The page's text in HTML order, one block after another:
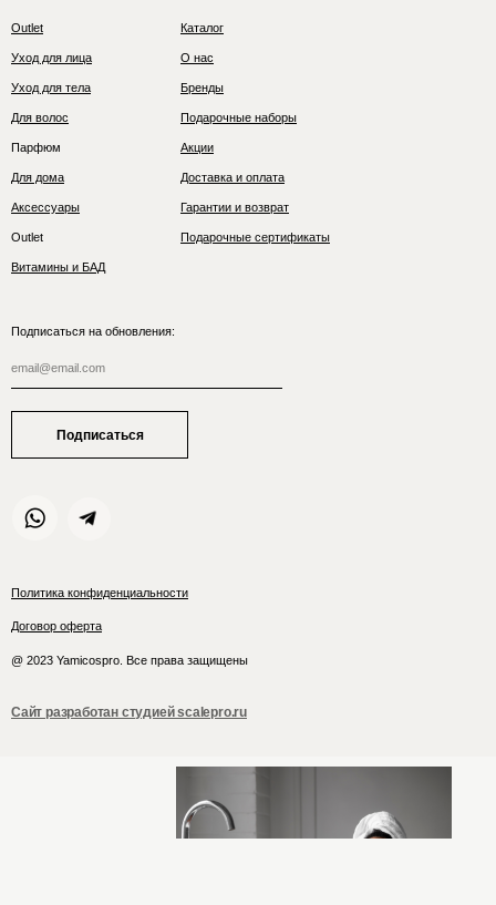
Outlet
Политика конфиденциальности
Договор оферта
@ 2023 Yamicospro. Все права защищены
Уход для лица
Уход для тела
Для волос
Парфюм
Для дома
Аксессуары
Сайт разработан студией scalepro.ru
Outlet
Витамины и БАД
Каталог
О нас
Бренды
Подарочные наборы
Акции
Доставка и оплата
Гарантии и возврат
Подарочные сертификаты
Подписаться на обновления:
Подписаться